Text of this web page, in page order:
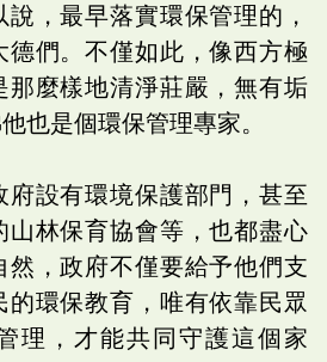
，最早落實環保管理的，
德們。不僅如此，像西方極
那麼樣地清淨莊嚴，無有垢
也是個環保管理專家。
府設有環境保護部門，甚至
山林保育協會等，也都盡心
然，政府不僅要給予他們支
環保教育，唯有依靠民眾
理，才能共同守護這個家